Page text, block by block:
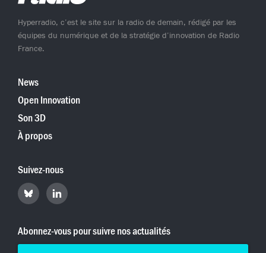
Hyperradio, c’est le site sur la radio de demain, rédigé par les
équipes du numérique et de la stratégie d’innovation de Radio
France.
News
Open Innovation
Son 3D
À propos
Suivez-nous
Retrouvez
Hyperradio
Bluesky
Retrouvez
Hyperradio
LinkedIn
Abonnez-vous pour suivre nos actualités